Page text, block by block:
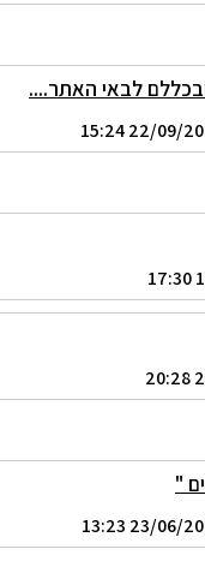
לבאי האתר....
"